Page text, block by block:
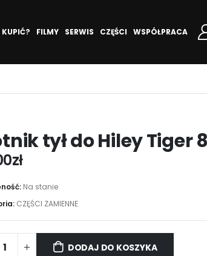
KUPIĆ? FILMY SERWIS CZĘŚCI WSPÓŁPRACA
tył do Hiley Tiger
zł
Na stanie
CZĘŚCI ZAMIENNE
DODAJ DO KOSZYKA